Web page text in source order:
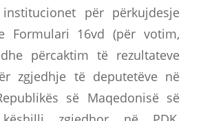
për përkujdesje
Formulari 16vd (për votim,
përcaktim të rezultateve
zgjedhje të deputetëve në
së Maqedonisë së